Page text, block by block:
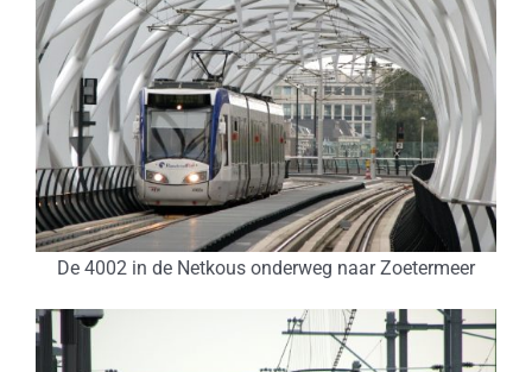
De 4002 in de Netkous onderweg naar Zoetermeer